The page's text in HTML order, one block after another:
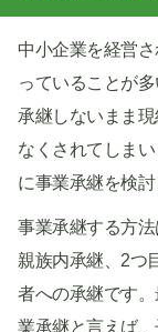
中小企業を経営
っていることが
承継しないまま
なくされてしま
に事業承継を検討
事業承継する方
親族内承継、2つ
者への承継です
業承継と言えば